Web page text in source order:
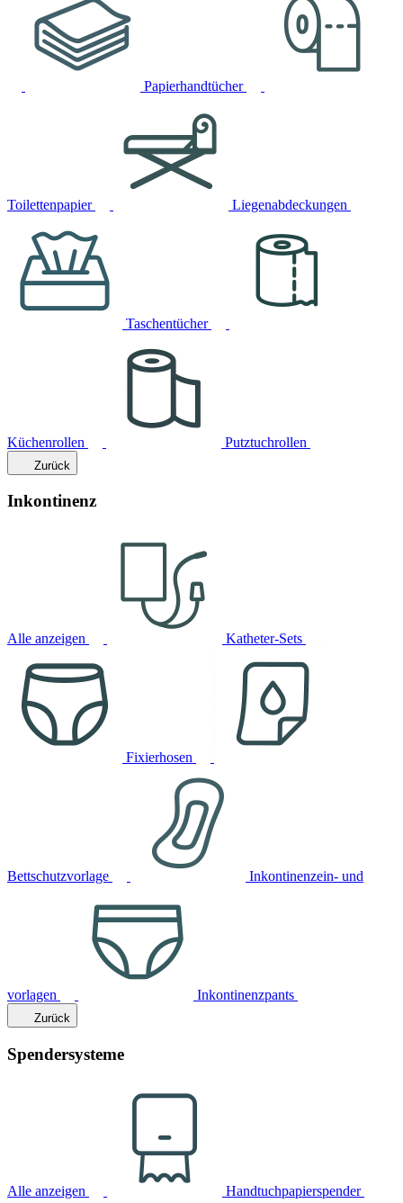
Papierhandtücher
Toilettenpapier Liegenabdeckungen
Taschentücher
Küchenrollen Putztuchrollen
Zurück
Inkontinenz
Alle anzeigen Katheter-Sets
Fixierhosen
Bettschutzvorlage Inkontinenzein- und
vorlagen Inkontinenzpants
Zurück
Spendersysteme
Alle anzeigen Handtuchpapierspender